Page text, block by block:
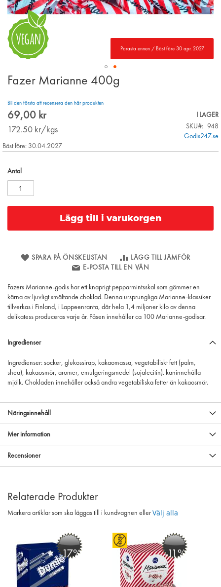
Parasta ennen / Bäst före 30 apr. 2027
Skip
of
the
gallery
Fazer Marianne 400g
Bli den första att recensera den här produkten
69,00 kr
172.50 kr/kgs
I LAGER
SKU
948
Godis247.se
Bäst före: 30.04.2027
Antal
Lägg till i varukorgen
SPARA PÅ ÖNSKELISTAN
LÄGG TILL JÄMFÖR
E-POSTA TILL EN VÄN
Fazers Marianne-godis har ett knaprigt pepparmintsskal som gömmer en
kärna av ljuvligt smältande choklad. Denna ursprungliga Marianne-klassiker
tillverkas i Finland, i Lappeenranta, där hela 1,4 miljoner kilo av denna
delikatess produceras varje år. Påsen innehåller ca 100 Marianne-godisar.
Ingredienser
Ingredienser: socker, glukossirap, kakaomassa, vegetabiliskt fett (palm,
shea), kakaosmör, aromer, emulgeringsmedel (sojalecitin). kaninnehålla
mjölk. Chokladen innehåller också andra vegetabiliska fetter än kakaosmör.
Näringsinnehåll
Mer information
Recensioner
Relaterade Produkter
Markera artiklar som ska läggas till i kundvagnen eller Välj alla
-17% -11%